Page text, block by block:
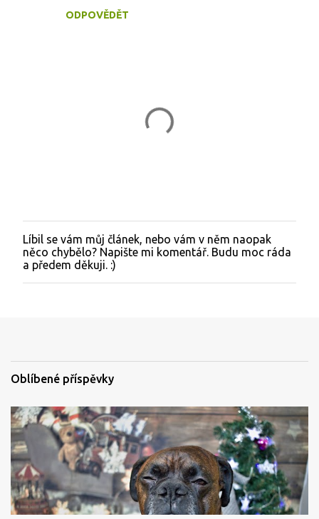
ODPOVĚDĚT
O
k
o
m
a
Líbil se vám můj článek, nebo vám v něm naopak
něco chybělo? Napište mi komentář. Budu moc ráda
a předem děkuji. :)
Oblíbené příspěvky